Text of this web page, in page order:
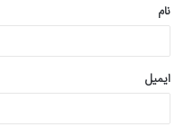
نام
ایمیل